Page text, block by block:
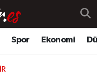
Spor Ekonomi